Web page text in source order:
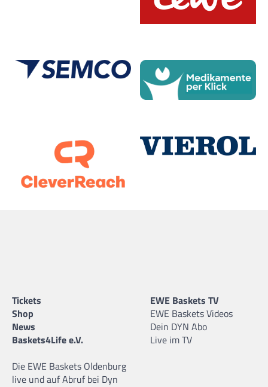
Tickets
Shop
News
Baskets4Life e.V.
Die EWE Baskets Oldenburg
live und auf Abruf bei Dyn
EWE Baskets TV
EWE Baskets Videos
Dein DYN Abo
Live im TV